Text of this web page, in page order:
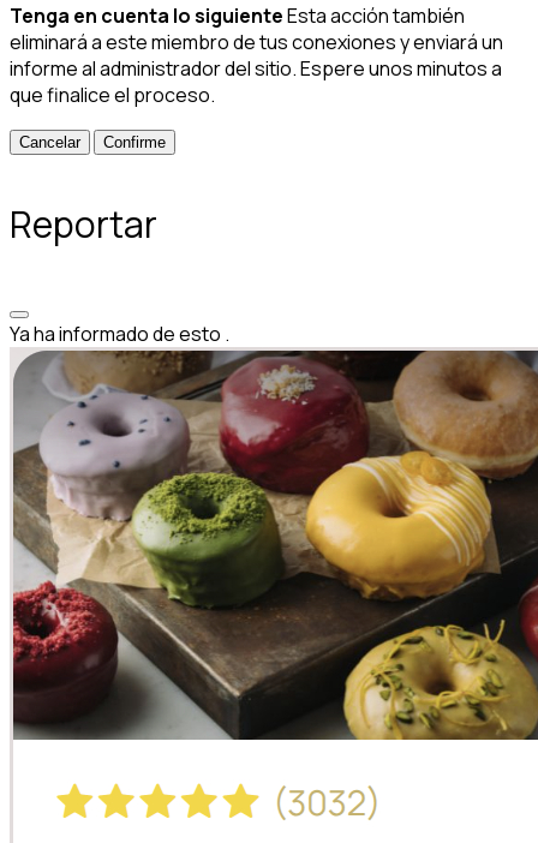
Tenga en cuenta lo siguienteEsta acción también
eliminará a este miembro de tus conexiones y enviará un
informe al administrador del sitio. Espere unos minutos a
que finalice el proceso.
Confirme
Reportar
Ya ha informado de esto .